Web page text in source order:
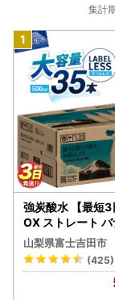
集計
強炭酸水 【最短
OX ストレート バ
強炭酸水 35本
ルレス【富士吉田
ートン】 炭酸
山梨県富士吉田市
(425)